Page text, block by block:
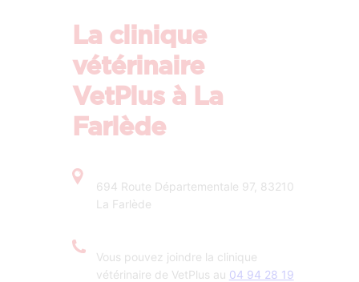
La clinique
vétérinaire
VetPlus à La
Farlède
694 Route Départementale 97, 83210
La Farlède
Vous pouvez joindre la clinique
vétérinaire de VetPlus au 04 94 28 19